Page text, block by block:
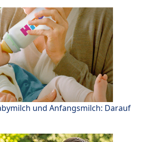
und Anfangsmilch: Darauf